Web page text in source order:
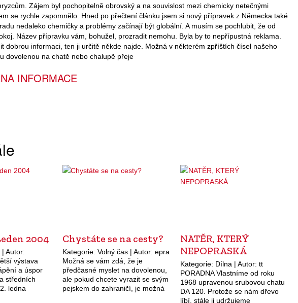
Zájem byl pochopitelně obrovský a na souvislost mezi chemicky netečnými
se rychle zapomnělo. Hned po přečtení článku jsem si nový přípravek z Německa také
nedaleko chemičky a problémy začínají být globální. A musím se pochlubit, že od
Název přípravku vám, bohužel, prozradit nemohu. Byla by to nepřípustná reklama.
dobrou informaci, ten ji určitě někde najde. Možná v některém zpříštích čísel našeho
dovolenou na chatě nebo chalupě přeje
INFORMACE
2004
Autor:
výstava
a úspor
středních
ledna
Chystáte se na cesty?
Kategorie: Volný čas | Autor: epra
Možná se vám zdá, že je
předčasné myslet na dovolenou,
ale pokud chcete vyrazit se svým
pejskem do zahraničí, je možná
NATĚR, KTERÝ
NEPOPRASKÁ
Kategorie: Dílna | Autor: tt
PORADNA Vlastníme od roku
1968 upravenou srubovou chatu
DA 120. Protože se nám dřevo
líbí, stále ji udržujeme